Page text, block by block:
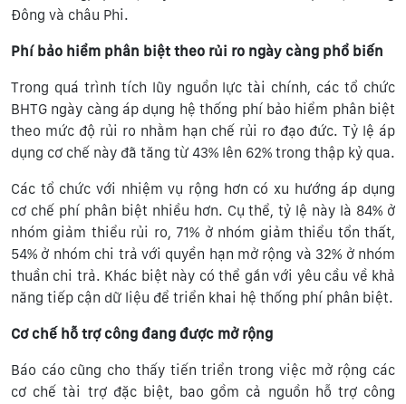
Đông và châu Phi.
Phí bảo hiểm phân biệt theo rủi ro ngày càng phổ biến
Trong quá trình tích lũy nguồn lực tài chính, các tổ chức
BHTG ngày càng áp dụng hệ thống phí bảo hiểm phân biệt
theo mức độ rủi ro nhằm hạn chế rủi ro đạo đức. Tỷ lệ áp
dụng cơ chế này đã tăng từ 43% lên 62% trong thập kỷ qua.
Các tổ chức với nhiệm vụ rộng hơn có xu hướng áp dụng
cơ chế phí phân biệt nhiều hơn. Cụ thể, tỷ lệ này là 84% ở
nhóm giảm thiểu rủi ro, 71% ở nhóm giảm thiểu tổn thất,
54% ở nhóm chi trả với quyền hạn mở rộng và 32% ở nhóm
thuần chi trả. Khác biệt này có thể gắn với yêu cầu về khả
năng tiếp cận dữ liệu để triển khai hệ thống phí phân biệt.
Cơ chế hỗ trợ công đang được mở rộng
Báo cáo cũng cho thấy tiến triển trong việc mở rộng các
cơ chế tài trợ đặc biệt, bao gồm cả nguồn hỗ trợ công